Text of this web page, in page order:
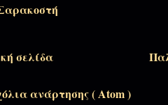
της
σελίδα
ανάρτησης ( Atom )